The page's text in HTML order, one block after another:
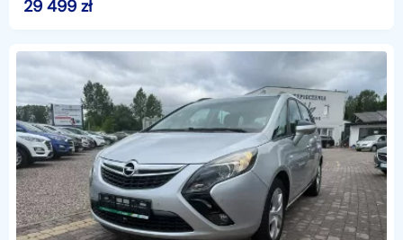
29 499 zł